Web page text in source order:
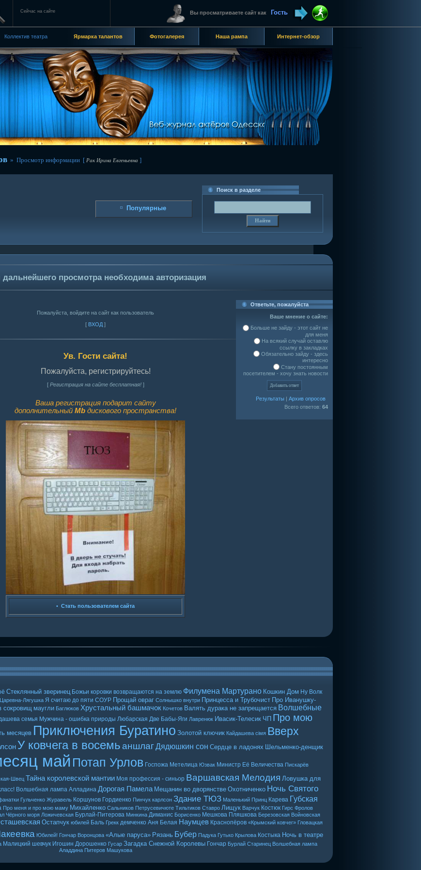
Сейчас на сайте Вы просматриваете сайт как Гость
Коллектив театра Ярмарка талантов Фотогалерея Наша рампа Интернет-обзор
» Просмотр информации [ Рак Ирина Евгеньевна ]
Популярные
Поиск в разделе
просмотра необходима авторизация
Пожалуйста, войдите на сайт как пользователь
[ ВХОД ]
Ув. Гости сайта!
Пожалуйста, регистрируйтесь!
[ Регистрация на сайте бесплатная!]
Ваша регистрация подарит сайту
дополнительный Mb дискового пространства!
Ответьте, пожалуйста
Ваше мнение о сайте:
Больше не зайду - этот сайт не
для меня
На всякий случай оставлю
ссылку в закладках
Обязательно зайду - здесь
интересно
Стану постоянным
посетителем - хочу знать новости
Результаты | Архив опросов
Всего ответов: 64
• Стать пользователем сайта
Стеклянный зверинец Божьи коровки возвращаются на землю Филумена Мартурано Кошкин Дом Ну Волк
Царевна-Лягушка Я считаю до пяти СОУР Прощай овраг Солнышко внутри Принцесса и Трубочист Про Иванушку-
сокровищ маугли Баглюков Хрустальный башмачок Кочетов Валять дурака не запрещается Волшебные
семья Мужчина - ошибка природы Любарская Две Бабы-Яги Лавренюк Ивасик-Телесик ЧП Про мою
месяцев Приключения Буратино Золотой ключик Кайдашева сiмя Вверх
У ковчега в восемь аншлаг Дядюшкин сон Сердце в ладонях Шельменко-денщик
май Потап Урлов Госпожа Метелица Юзвак Министр Её Величества Пискарёв
Швец Тайна королевской мантии Моя профессия - синьор Варшавская Мелодия Ловушка для
Волшебная лампа Алладина Дорогая Памела Мещанин во дворянстве Охотниченко Ночь Святого
Гульченко Журавель Коршунов Гордиенко Пинчук карлсон Здание ТЮЗ Маленький Принц Карева Губская
Про меня и про мою маму Михайленко Сальников Петрусевичюте Тильтиков Ставро Лищук Варчук Костюк Гирс Фролов
Чёрного моря Ложичевская Бурлай-Питерова Минкина Диманис Борисенко Мешкова Пляшкова Березовская Войновская
Остапчук юбилей Баль Грекк демченко Аня Белая Наумцев Краснопёров «Крымский ковчег» Гловацкая
Юбилей! Гончар Воронцова «Алые паруса» Рязань Бубер Падука Гутько Крылова Костыка Ночь в театре
Малицкий шевчук Игошин Дорошенко Гусар Загадка Снежной Королевы Гончар Бурлай Старинец Волшебная лампа
Аладдина Питеров Машукова